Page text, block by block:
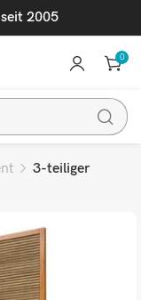
2005
0
3-teiliger